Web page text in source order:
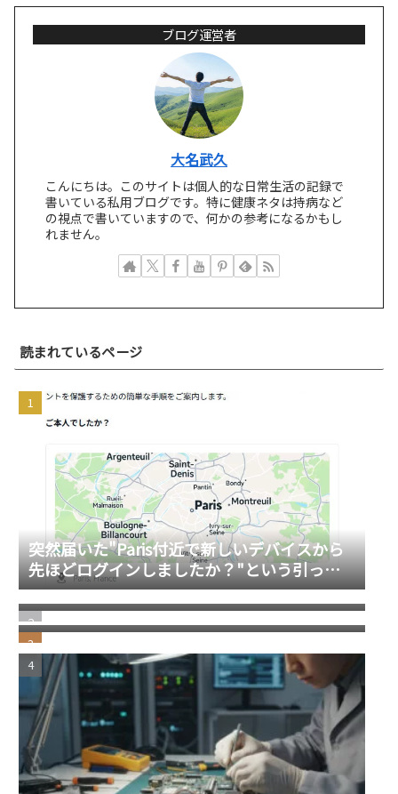
ブログ運営者
大名武久
こんにちは。このサイトは個人的な日常生活の記録で
書いている私用ブログです。特に健康ネタは持病など
の視点で書いていますので、何かの参考になるかもし
れません。
読まれているページ
突然届いた"Paris付近で新しいデバイスから
先ほどログインしましたか？"という引っか
けスパムメール
若い頃の失敗が、今の自分を助けてくれる瞬
間
windows11 への切り替え Becky2 メール 設定
の移行